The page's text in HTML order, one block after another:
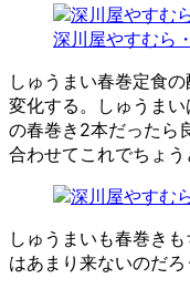
深川屋やすむら
しゅうまい春巻定食
変化する。しゅうま
の春巻き2本だったら
合わせてこれでちょう
しゅうまいも春巻き
はあまり来ないのだろ